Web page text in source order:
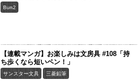
Bun2
【連載マンガ】お楽しみは文房具 #108「持
ち歩くなら短いペン！」
サンスター文具 三菱鉛筆